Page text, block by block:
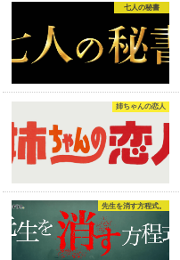
七人の秘書
姉ちゃんの恋人
先生を消す方程式。